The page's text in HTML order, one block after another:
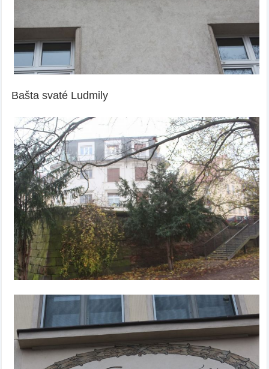
Bašta svaté Ludmily